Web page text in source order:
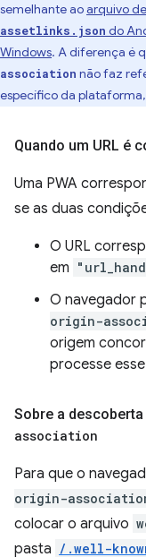
semelhante aoarquivo
assetlinks.json do
Windows. A diferença é
association não faz
específico da plataforma,
Quando um URL é
Uma PWA
se as duas
O URL
em
O navegador
origin-
origem
processe esse
Sobre a
association
Para que o
origin-
colocar o arquivo
pasta /.well-